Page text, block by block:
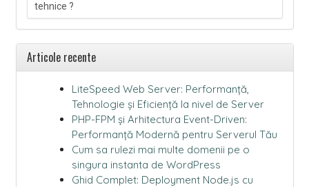
tehnice ?
Articole recente
LiteSpeed Web Server: Performanță,
Tehnologie și Eficiență la nivel de Server
PHP-FPM și Arhitectura Event-Driven:
Performanță Modernă pentru Serverul Tău
Cum sa rulezi mai multe domenii pe o
singura instanta de WordPress
Ghid Complet: Deployment Node.js cu